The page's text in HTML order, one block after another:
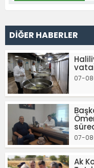
DİĞER HABERLER
07-
07-
Ak